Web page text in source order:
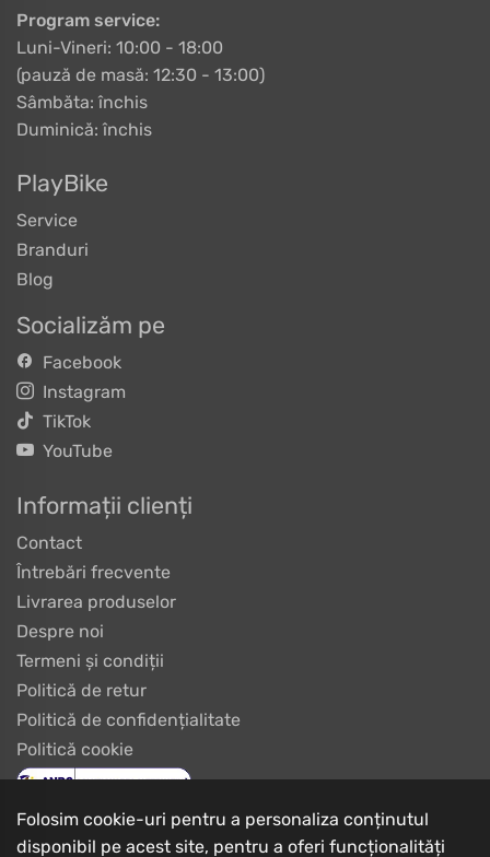
Program service:
Luni-Vineri: 10:00 - 18:00
(pauză de masă: 12:30 - 13:00)
Sâmbăta: închis
Duminică: închis
PlayBike
Service
Branduri
Blog
Socializăm pe
Facebook
Instagram
TikTok
YouTube
Informații clienți
Contact
Întrebări frecvente
Livrarea produselor
Despre noi
Termeni și condiții
Politică de retur
Politică de confidențialitate
Politică cookie
Folosim cookie-uri pentru a personaliza conținutul
disponibil pe acest site, pentru a oferi funcționalități